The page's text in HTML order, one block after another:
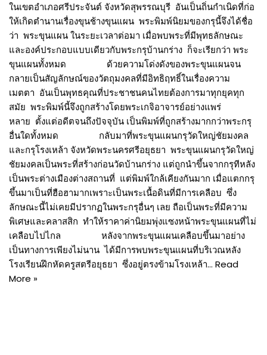
ในเขตอำเภอศรีประจันต์ จังหวัดสุพรรณบุรี อันเป็นถิ่นกำเนิดที่ก่อ
ให้เกิดตำนานเรื่องขุนช้างขุนแผน พระพิมพ์นิยมของกรุนี้จึงได้ชื่อ
ว่า พระขุนแผน ในระยะเวลาต่อมา เมื่อพบพระที่มีพุทธลักษณะ
และองค์ประกอบแบบเดียวกับพระกรุบ้านกร่าง ก็จะเรียกว่า พระ
ขุนแผนทั้งหมด ด้วยความโด่งดังของพระขุนแผนจน
กลายเป็นสัญลักษณ์ของวัตถุมงคลที่มีอิทธิฤทธิ์ในเรื่องความ
เมตตา อันเป็นพุทธคุณที่ประชาชนคนไทยต้องการมาทุกยุคทุก
สมัย พระพิมพ์นี้จึงถูกสร้างโดยพระเกจิอาจารย์อย่างแพร่
หลาย ตั้งแต่อดีตจนถึงปัจจุบัน เป็นพิมพ์ที่ถูกสร้างมากกว่าพระกรุ
อื่นใดทั้งหมด กลับมาที่พระขุนแผนกรุวัดใหญ่ชัยมงคล
และกรุโรงเหล้า จังหวัดพระนครศรีอยุธยา พระขุนแผนกรุวัดใหญ่
ชัยมงคลเป็นพระที่สร้างก่อนวัดบ้านกร่าง แต่ถูกนำขึ้นจากกรุทีหลัง
เป็นพระต่างเมืองต่างสถานที่ แต่พิมพ์ใกล้เคียงกันมาก เมื่อแตกกรุ
ขึ้นมาเป็นที่ฮือฮามากเพราะเป็นพระเนื้อดินที่มีการเคลือบ ซึ่ง
ลักษณะนี้ไม่เคยมีปรากฏในพระกรุอื่นๆ เลย ถือเป็นพระที่มีความ
พิเศษและคลาสสิก ทำให้ราคาค่านิยมพุ่งแซงหน้าพระขุนแผนที่ไม่
เคลือบไปไกล หลังจากพระขุนแผนเคลือบขึ้นมาอย่าง
เป็นทางการเพียงไม่นาน ได้มีการพบพระขุนแผนที่บริเวณหลัง
โรงเรียนฝึกหัดครูสตรีอยุธยา ซึ่งอยู่ตรงข้ามโรงเหล้า… Read
More »